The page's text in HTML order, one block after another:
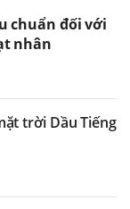
chuẩn đối với
nhân
trời Dầu Tiếng